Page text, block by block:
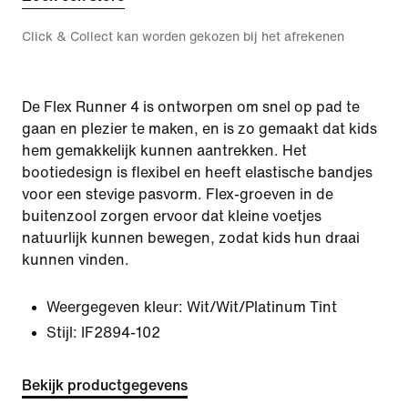
Click & Collect kan worden gekozen bij het afrekenen
De Flex Runner 4 is ontworpen om snel op pad te
gaan en plezier te maken, en is zo gemaakt dat kids
hem gemakkelijk kunnen aantrekken. Het
bootiedesign is flexibel en heeft elastische bandjes
voor een stevige pasvorm. Flex-groeven in de
buitenzool zorgen ervoor dat kleine voetjes
natuurlijk kunnen bewegen, zodat kids hun draai
kunnen vinden.
Weergegeven kleur: Wit/Wit/Platinum Tint
Stijl:
IF2894-102
Bekijk productgegevens